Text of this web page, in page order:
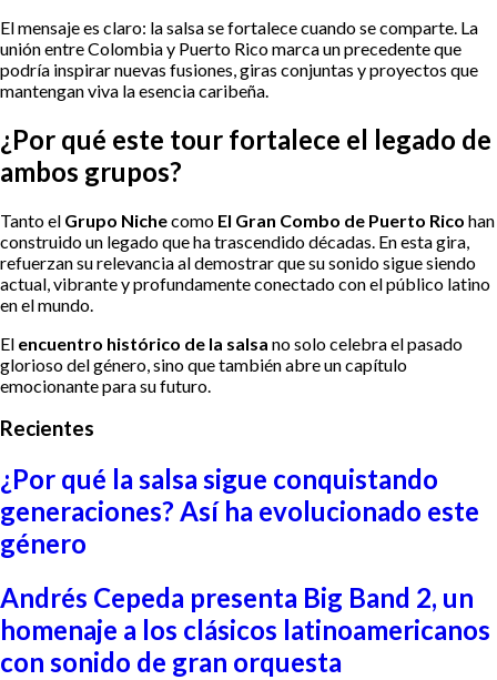
El mensaje es claro: la salsa se fortalece cuando se comparte. La
unión entre Colombia y Puerto Rico marca un precedente que
podría inspirar nuevas fusiones, giras conjuntas y proyectos que
mantengan viva la esencia caribeña.
¿Por qué este tour fortalece el legado de
ambos grupos?
Tanto el Grupo Nichecomo El Gran Combo de Puerto Rico han
construido un legado que ha trascendido décadas. En esta gira,
refuerzan su relevancia al demostrar que su sonido sigue siendo
actual, vibrante y profundamente conectado con el público latino
en el mundo.
El encuentro histórico de la salsa no solo celebra el pasado
glorioso del género, sino que también abre un capítulo
emocionante para su futuro.
Recientes
¿Por qué la salsa sigue conquistando
generaciones? Así ha evolucionado este
género
Andrés Cepeda presenta Big Band 2, un
homenaje a los clásicos latinoamericanos
con sonido de gran orquesta